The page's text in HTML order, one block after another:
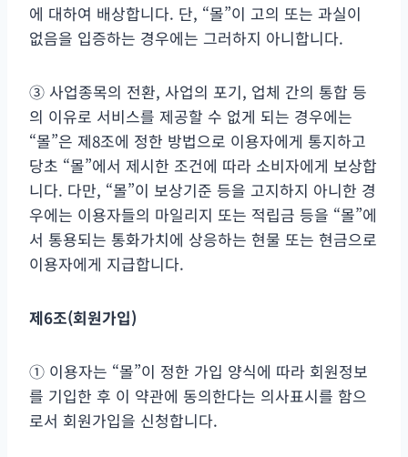
에 대하여 배상합니다. 단, “몰”이 고의 또는 과실이
없음을 입증하는 경우에는 그러하지 아니합니다.
③ 사업종목의 전환, 사업의 포기, 업체 간의 통합 등
의 이유로 서비스를 제공할 수 없게 되는 경우에는
“몰”은 제8조에 정한 방법으로 이용자에게 통지하고
당초 “몰”에서 제시한 조건에 따라 소비자에게 보상합
니다. 다만, “몰”이 보상기준 등을 고지하지 아니한 경
우에는 이용자들의 마일리지 또는 적립금 등을 “몰”에
서 통용되는 통화가치에 상응하는 현물 또는 현금으로
이용자에게 지급합니다.
제6조(회원가입)
① 이용자는 “몰”이 정한 가입 양식에 따라 회원정보
를 기입한 후 이 약관에 동의한다는 의사표시를 함으
로서 회원가입을 신청합니다.